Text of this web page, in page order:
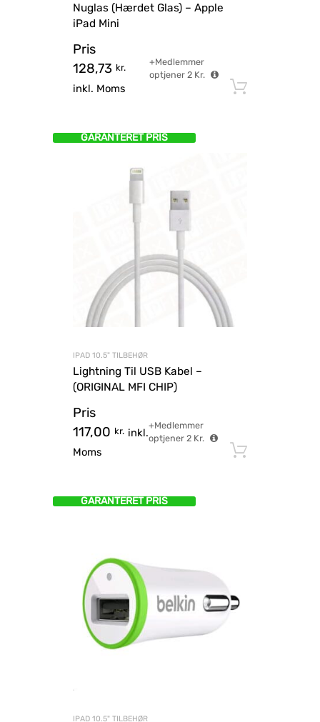
Nuglas (Hærdet Glas) – Apple
iPad Mini
Pris
128,73 kr.
inkl. Moms
+Medlemmer
optjener 2Kr.
GARANTERET PRIS
IPAD 10.5" TILBEHØR
Lightning Til USB Kabel –
(ORIGINAL MFI CHIP)
Pris
117,00 kr. inkl.
Moms
+Medlemmer
optjener2 Kr.
GARANTERET PRIS
IPAD 10.5" TILBEHØR